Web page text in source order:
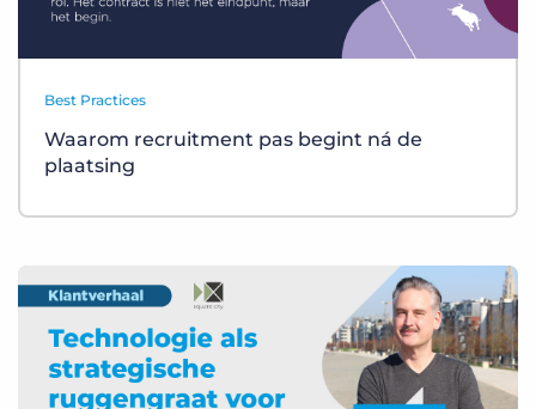
Best Practices
Waarom recruitment pas begint ná de
plaatsing